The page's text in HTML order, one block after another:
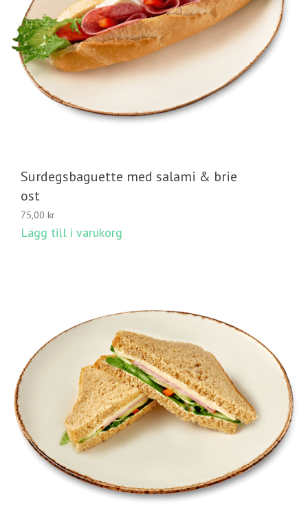
Surdegsbaguette med salami & brie
ost
75,00 kr
Lägg till i varukorg